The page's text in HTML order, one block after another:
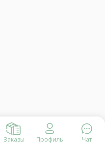
Заказы Профиль Чат